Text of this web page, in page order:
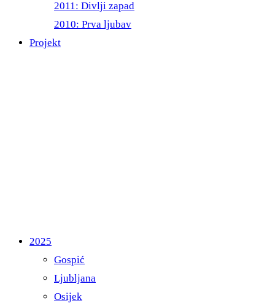
2011: Divlji zapad
2010: Prva ljubav
Projekt
2025
Gospić
Ljubljana
Osijek